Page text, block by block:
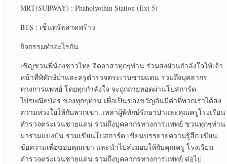
MRT(SUBWAY) : Phaholyothin Station (Ext 5)
BTS : เซ็นทรัลลาดพร้าว
กิจกรรมทำอะไรกัน
เชิญชวนพี่น้องชาวไทย จิตอาสาทุกๆท่าน ร่วมส่งผ่านกำลังใจให้เจ้า
หน้าที่พิทักษ์ป่าและครูตำรวจตระเวนชายแดน รวมถึงบุคลากร
ทางการแพทย์ โดยทุกกำลังใจ จะถูกถ่ายทอดผ่านโปสการ์ด
ไปรษณียบัตร ของทุกๆท่าน เพื่อเป็นของขวัญอันมีค่าที่พวกเราได้ส่ง
ความห่วงใยให้กับพวกเขา..เหล่าผู้พิทักษ์รักษาป่าและคุณครูโรงเรียน
ตำรวจตระเวนชายแดน รวมถึงบุคลากรทางการแพทย์ ชวนทุกๆท่าน
มาร่วมแบ่งปัน ร่วมเขียนโปสการ์ด เขียนบรรยายความรู้สึก เขียน
ข้อความเพื่อขอบคุณเขา และนำไปส่งมอบให้กับคุณครู โรงเรียน
ตำรวจตระเวนชายแดน รวมถึงบุคลากรทางการแพทย์ ต่อไป